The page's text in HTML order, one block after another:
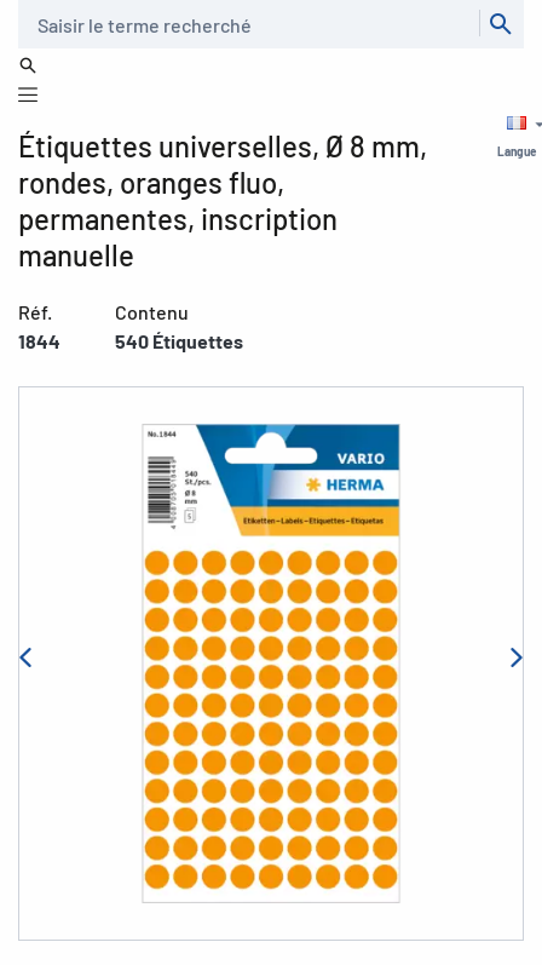
Langue
Étiquettes universelles, Ø 8 mm,
rondes, oranges fluo,
permanentes, inscription
manuelle
Réf.
1844
Contenu
540 Étiquettes